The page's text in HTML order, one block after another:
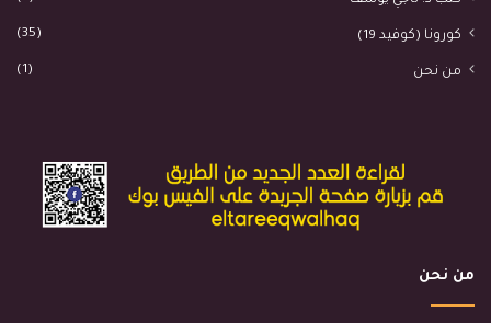
كورونا (كوفيد 19) (35)
من نحن (1)
من نحن